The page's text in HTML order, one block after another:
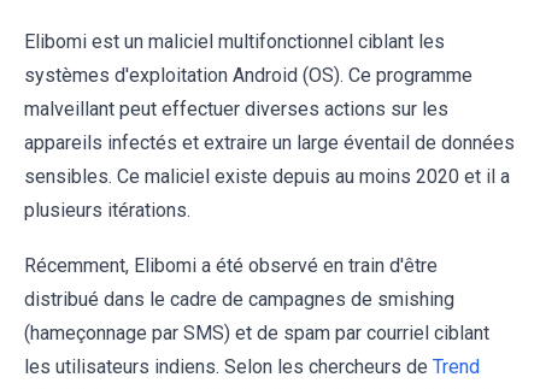
Elibomi est un maliciel multifonctionnel ciblant les
systèmes d'exploitation Android (OS). Ce programme
malveillant peut effectuer diverses actions sur les
appareils infectés et extraire un large éventail de données
sensibles. Ce maliciel existe depuis au moins 2020 et il a
plusieurs itérations.
Récemment, Elibomi a été observé en train d'être
distribué dans le cadre de campagnes de smishing
(hameçonnage par SMS) et de spam par courriel ciblant
les utilisateurs indiens. Selon les chercheurs de Trend